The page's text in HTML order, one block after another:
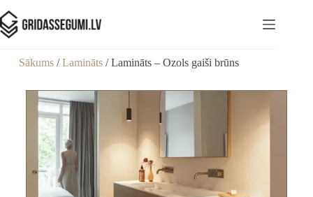
Sākums/Lamināts/ Lamināts – Ozols gaiši brūns